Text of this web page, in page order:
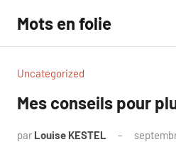
contenu
Mots en folie
Uncategorized
Mes conseils pour
par Louise KESTEL